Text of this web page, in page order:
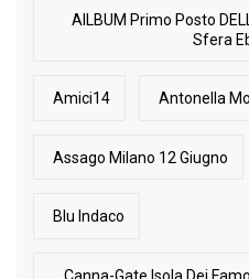
AlLBUM Primo Posto
Sfera
Amici14 Antonella
Assago Milano 12 Giugno
Blu Indaco
Canna-Gate Isola Dei